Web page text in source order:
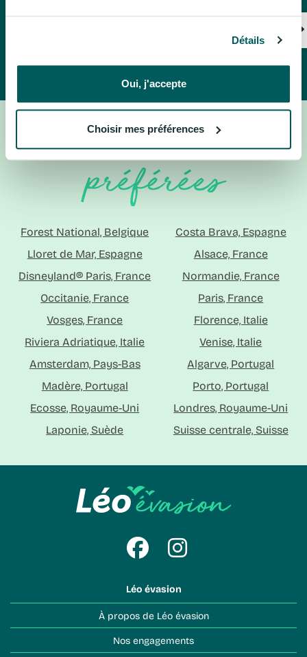
Détails
Oui, j'accepte
Choisir mes préférences
Vos destinations
préférées
Forest National, Belgique
Costa Brava, Espagne
Lloret de Mar, Espagne
Alsace, France
Disneyland® Paris, France
Normandie, France
Occitanie, France
Paris, France
Vosges, France
Florence, Italie
Riviera Adriatique, Italie
Venise, Italie
Amsterdam, Pays-Bas
Algarve, Portugal
Madère, Portugal
Porto, Portugal
Ecosse, Royaume-Uni
Londres, Royaume-Uni
Laponie, Suède
Suisse centrale, Suisse
Léo évasion
À propos de Léo évasion
Nos engagements